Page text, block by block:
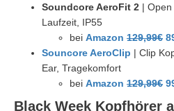
Soundcore AeroFit 2 |
Laufzeit, IP55
bei Amazon 129,99€
Souncore AeroClip | Clip
Ear, Tragekomfort
bei Amazon 129,99€
Black Week Kopfhörer